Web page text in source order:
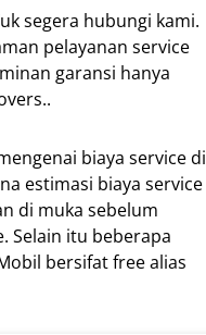
segera hubungi kami.
pelayanan service
garansi hanya
biaya service di
estimasi biaya service
di muka sebelum
Selain itu beberapa
bersifat free alias